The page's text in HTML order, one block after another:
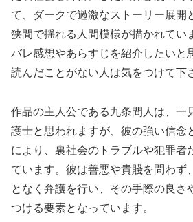
て、ダークで過激なストーリー展開
狭間で揺れる人間模様が描かれてい
バレ感想やあらすじを紹介したいと
読んだことがない人は気をつけて下
作品の主人公である九条間人は、一
護士と思われますが、彼の強い信念
により、裏社会のトラブルや犯罪者
ています。彼は善悪や貴賤を問わず
となく弁護を行い、その手際の良さ
つける要素となっています。